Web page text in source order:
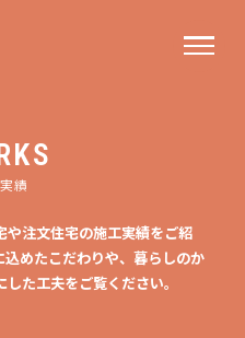
績
や注文住宅の施工実績をご紹
めたこだわりや、暮らしのか
た工夫をご覧ください。